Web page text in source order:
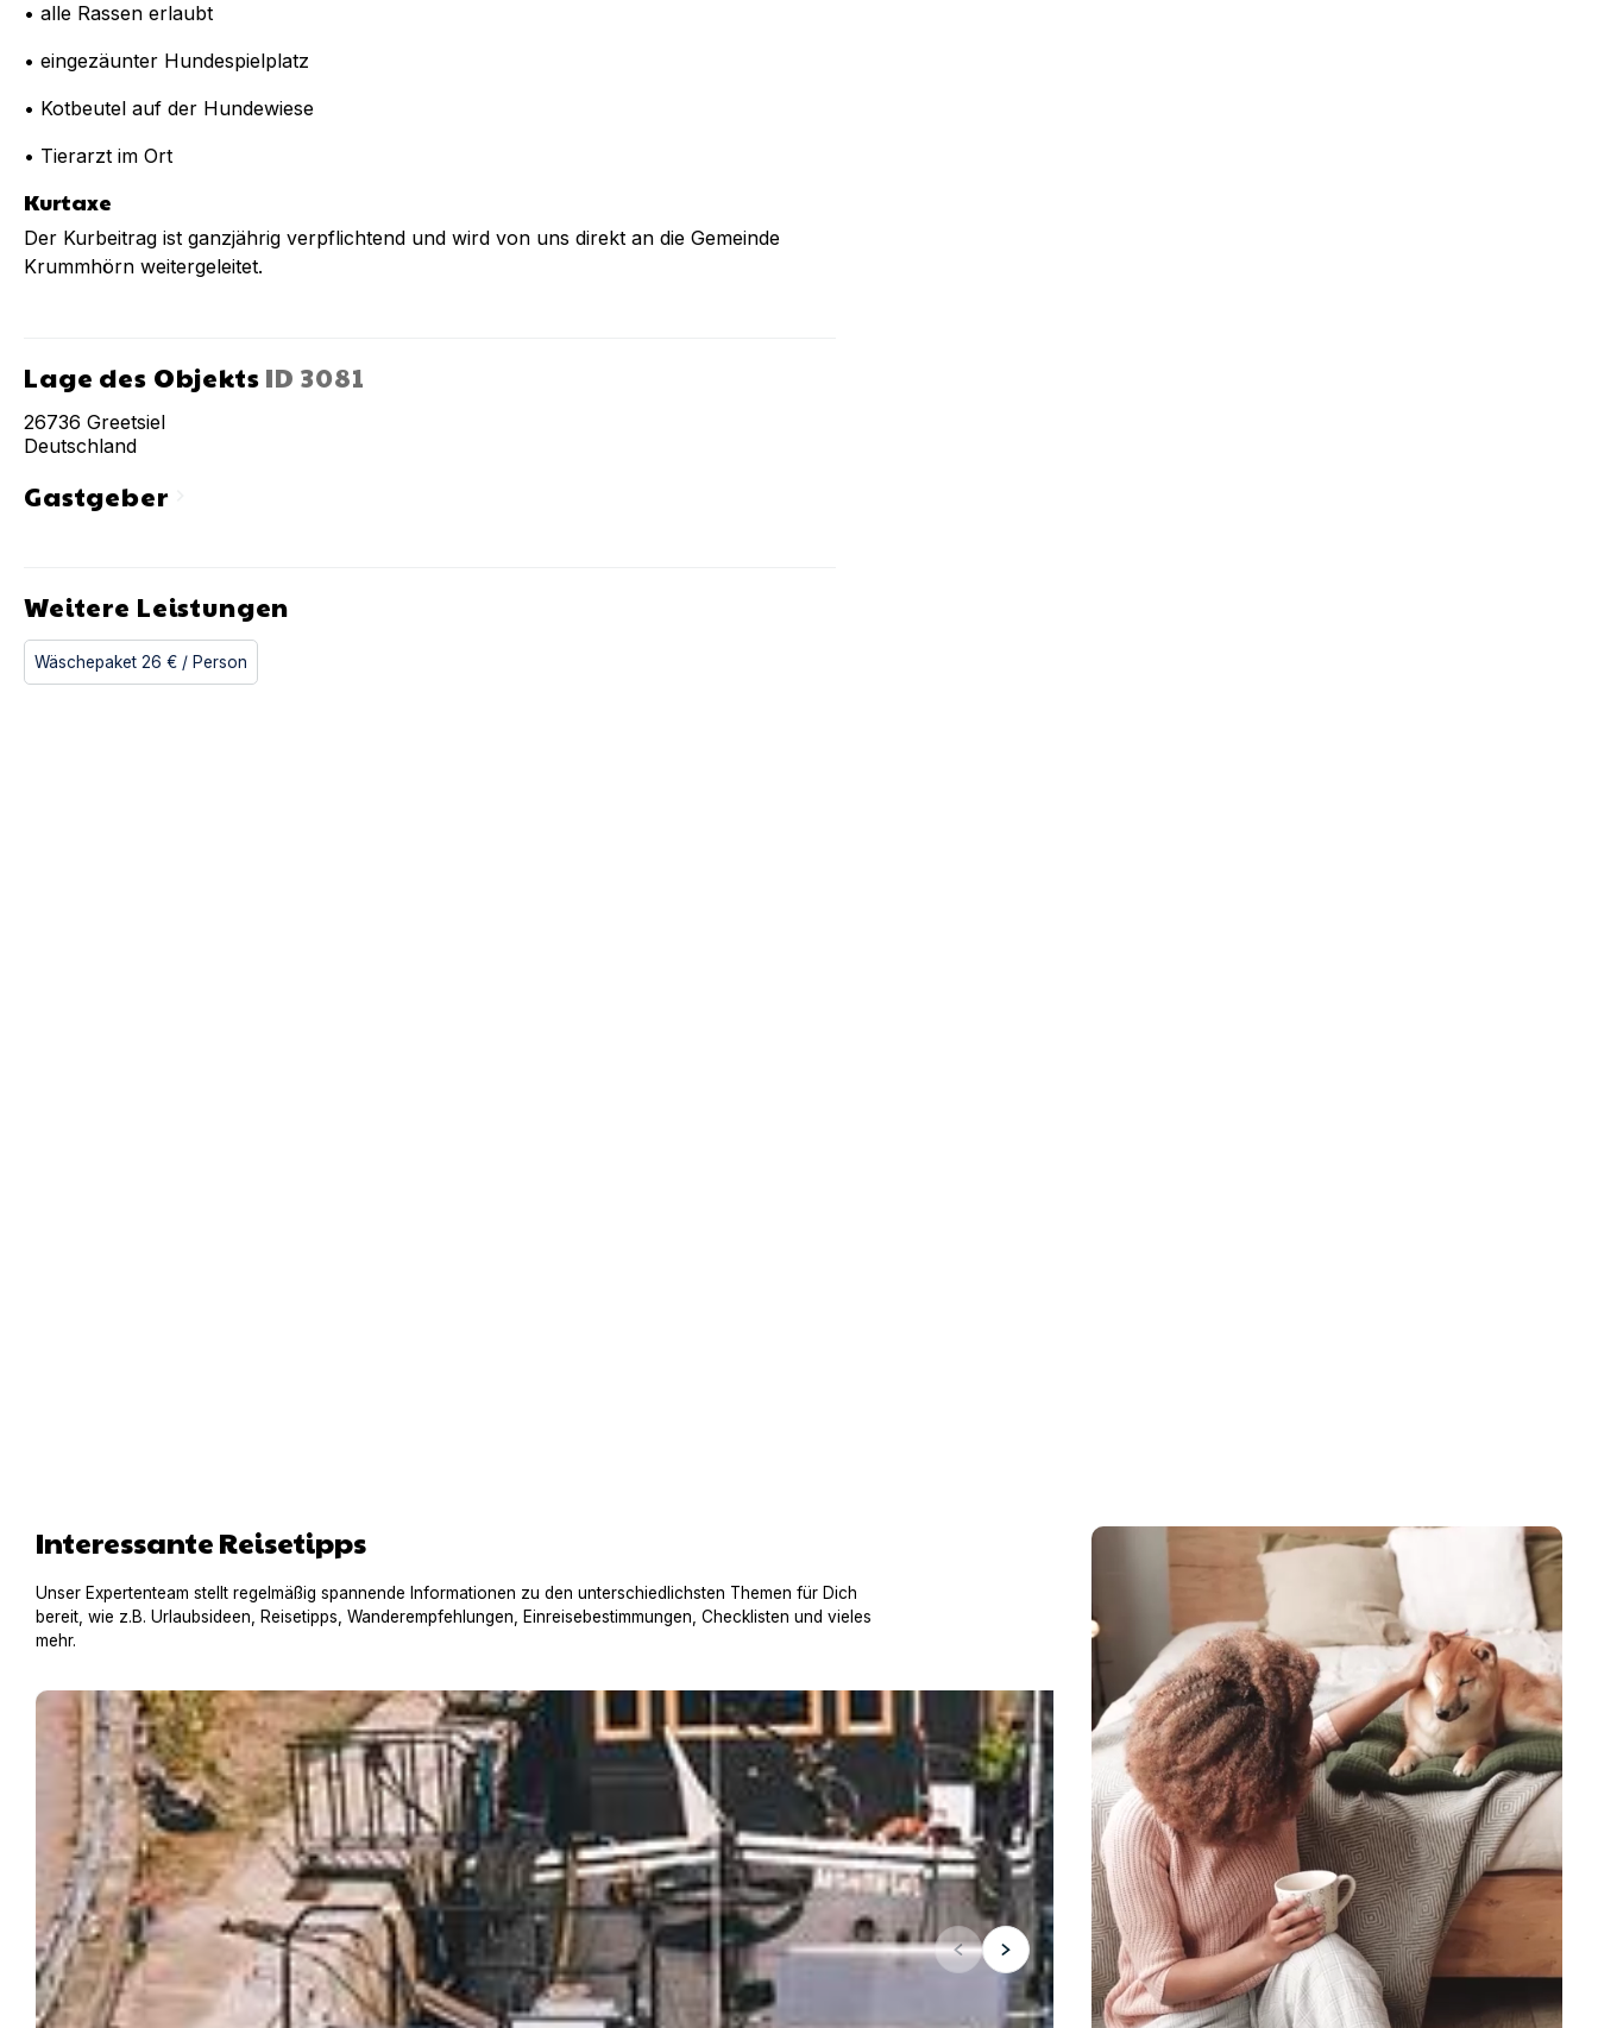
• alle Rassen erlaubt
• eingezäunter Hundespielplatz
• Kotbeutel auf der Hundewiese
• Tierarzt im Ort
Kurtaxe
Der Kurbeitrag ist ganzjährig verpflichtend und wird von uns direkt an die Gemeinde
Krummhörn weitergeleitet.
Lage des Objekts ID3081
26736 Greetsiel
Deutschland
Gastgeberchevron_right
Weitere Leistungen
Wäschepaket 26 € / Person
Interessante Reisetipps
Unser Expertenteam stellt regelmäßig spannende Informationen zu den unterschiedlichsten Themen für Dich
bereit, wie z.B. Urlaubsideen, Reisetipps, Wanderempfehlungen, Einreisebestimmungen, Checklisten und vieles
mehr.
Hausboot mit Hund